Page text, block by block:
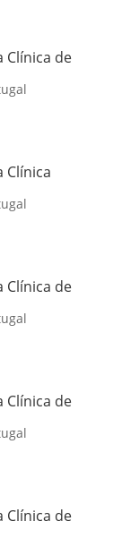
Clínica de
Clínica
Clínica de
Clínica de
Clínica de